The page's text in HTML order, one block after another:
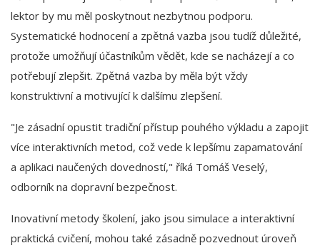
lektor by mu měl poskytnout nezbytnou podporu.
Systematické hodnocení a zpětná vazba jsou tudíž důležité,
protože umožňují účastníkům vědět, kde se nacházejí a co
potřebují zlepšit. Zpětná vazba by měla být vždy
konstruktivní a motivující k dalšímu zlepšení.
"Je zásadní opustit tradiční přístup pouhého výkladu a zapojit
více interaktivních metod, což vede k lepšímu zapamatování
a aplikaci naučených dovedností," říká Tomáš Veselý,
odborník na dopravní bezpečnost.
Inovativní metody školení, jako jsou simulace a interaktivní
praktická cvičení, mohou také zásadně pozvednout úroveň